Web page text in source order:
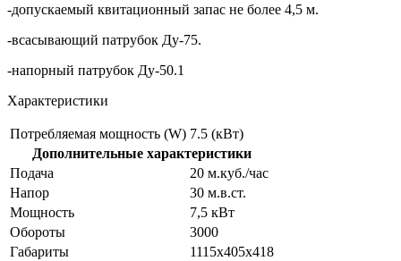
-допускаемый квитационный запас не более 4,5 м.
-всасывающий патрубок Ду-75.
-напорный патрубок Ду-50.1
Характеристики
Потребляемая мощность (W) 7.5 (кВт)
Дополнительные характеристики
Подача
20 м.куб./час
Напор
30 м.в.ст.
Мощность
7,5 кВт
Обороты
3000
Габариты
1115х405х418